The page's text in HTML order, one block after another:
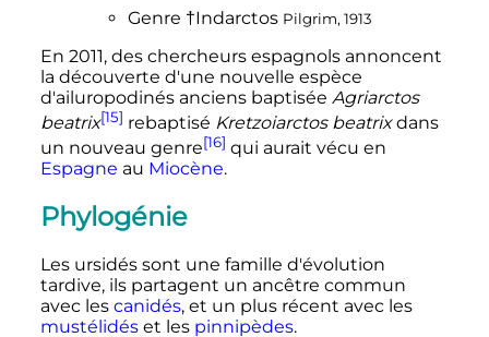
Genre †Indarctos Pilgrim, 1913
En 2011, des chercheurs espagnols annoncent
la découverte d'une nouvelle espèce
d'ailuropodinés anciens baptisée Agriarctos
beatrix[15] rebaptisé Kretzoiarctos beatrixdans
un nouveau genre[16] qui aurait vécu en
Espagne au Miocène.
Phylogénie
Les ursidés sont une famille d'évolution
tardive, ils partagent un ancêtre commun
avec les canidés, et un plus récent avec les
mustélidéset les pinnipèdes.